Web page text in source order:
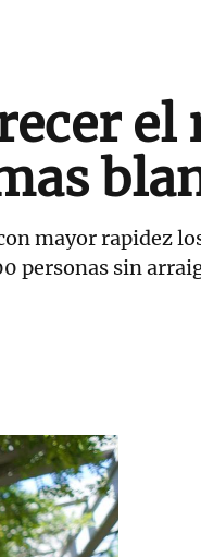
el
mayor rapidez
personas sin